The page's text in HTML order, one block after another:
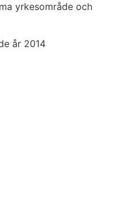
yrkesområde och
år 2014